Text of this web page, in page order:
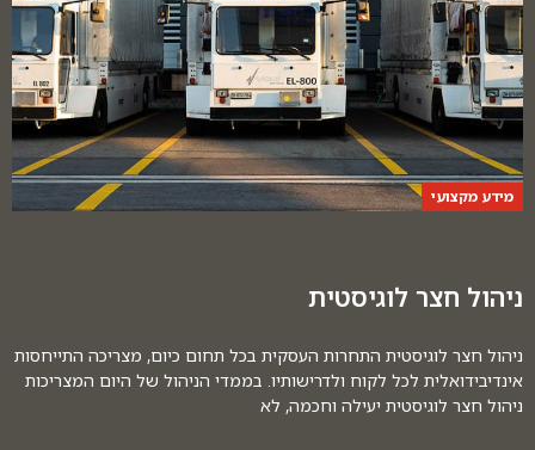
מידע מקצועי
ניהול חצר לוגיסטית
ניהול חצר לוגיסטית התחרות העסקית בכל תחום כיום, מצריכה התייחסות
אינדיבידואלית לכל לקוח ולדרישותיו. בממדי הניהול של היום המצריכות
ניהול חצר לוגיסטית יעילה וחכמה, לא